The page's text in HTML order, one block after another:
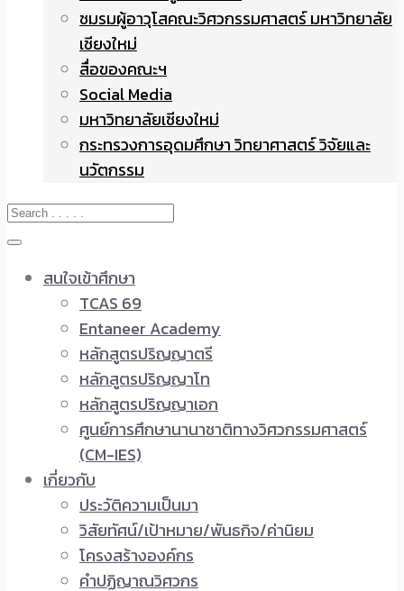
ชมรมผู้อาวุโสคณะวิศวกรรมศาสตร์ มหาวิทยาลัย
เชียงใหม่
สื่อของคณะฯ
Social Media
มหาวิทยาลัยเชียงใหม่
กระทรวงการอุดมศึกษา วิทยาศาสตร์ วิจัยและ
นวัตกรรม
สนใจเข้าศึกษา
TCAS 69
Entaneer Academy
หลักสูตรปริญญาตรี
หลักสูตรปริญญาโท
หลักสูตรปริญญาเอก
ศูนย์การศึกษานานาชาติทางวิศวกรรมศาสตร์
(CM-IES)
เกี่ยวกับ
ประวัติความเป็นมา
วิสัยทัศน์/เป้าหมาย/พันธกิจ/ค่านิยม
โครงสร้างองค์กร
คำปฏิญาณวิศวกร